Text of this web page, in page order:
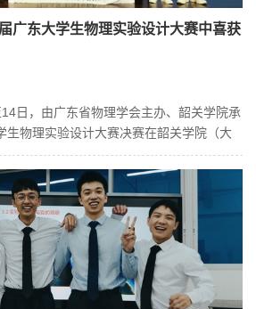
广东大学生物理实验设计大赛中喜获
日，由广东省物理学会主办、韶关学院承
生物理实验设计大赛决赛在韶关学院（大
大学、...